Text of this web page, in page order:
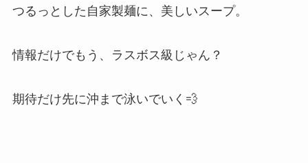
つるっとした自家製麺に、美しいスープ。
情報だけでもう、ラスボス級じゃん？
期待だけ先に沖まで泳いでいく💨